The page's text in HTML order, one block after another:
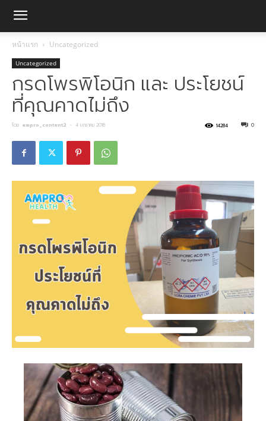
หน้าแรก Uncategorized
Uncategorized
กรดโพรพิโอนิก และ ประโยชน์
ที่คุณคาดไม่ถึง
โดย ampro_content2 - 4 มกราคม 2018 0
14284